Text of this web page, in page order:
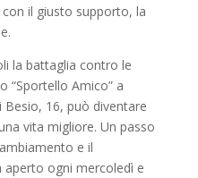
il giusto supporto, la
la battaglia contro le
“Sportello Amico” a
Besio, 16, può diventare
vita migliore. Un passo
e il
aperto ogni mercoledì e